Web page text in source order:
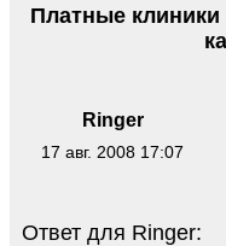
Ringer
17 авг. 2008 17:07
Платные
Ответ для Ringer: